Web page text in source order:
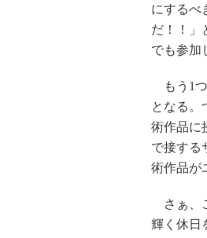
にするべ
だ！！」
でも参加
もう1つ
となる。
術作品に
で接する
術作品が
さぁ、
輝く休日